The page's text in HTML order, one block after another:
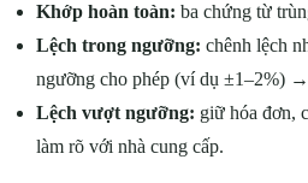
Khớp hoàn toàn: ba chứng từ
Lệch trong ngưỡng: chênh lệch
ngưỡng cho phép (ví dụ ±1–2%)
Lệch vượt ngưỡng: giữ hóa đơn,
làm rõ với nhà cung cấp.